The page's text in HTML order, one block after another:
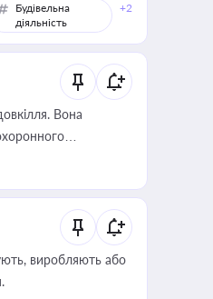
Будівельна
діяльність
+2
Вона
виробляють або